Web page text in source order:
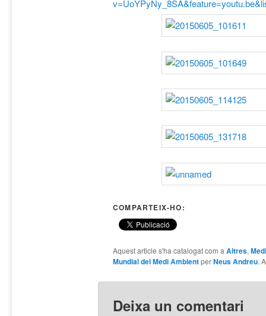
COMPARTEIX-HO:
Aquest article s'ha catalogat com a Altres,
Mundial del Medi AmbientperNeus Andreu.
Deixa un comentari